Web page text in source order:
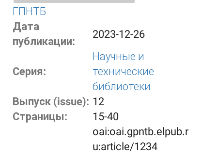
ГПНТБ
Дата
публикации:
2023-12-26
Серия:
Научные и
технические
библиотеки
Выпуск (issue): 12
Страницы:
15-40
oai:oai.gpntb.elpub.r
u:article/1234